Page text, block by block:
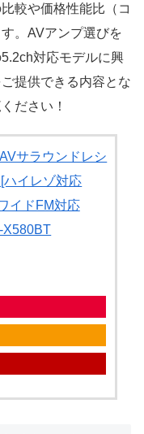
較や価格性能比（コ
。AVアンプ選びを
対応モデルに興
提供できる内容とな
ださい！
サラウンドレシ
ハイレゾ対応
イドFM対応
X580BT